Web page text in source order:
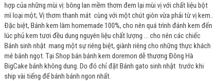
hợp của những mùi vị: bông lan mềm thơm đem lại mùi vị với chất liệu bột
mì loại một; Vị thơm thanh mát cùng với một chút giòn vừa phải từ vị kem..
Đặc biệt, Bánh kem làm homemade 100%, cho nên quá trình đánh kem đến
lúc phủ kem tươi đều dung nguyên liệu chất lượng ... cho nên các chiếc
Bánh sinh nhật mang một sự riêng biệt, giành riêng cho những thực khách
mê bánh ngọt. Tại Shop bán bánh kem doremon dễ thương Đông Hà
BigCake bánh không dung. Do đó chỉ đặt Bánh gato sinh nhật trước khi
ship vài tiếng để bánh bánh ngon nhất.